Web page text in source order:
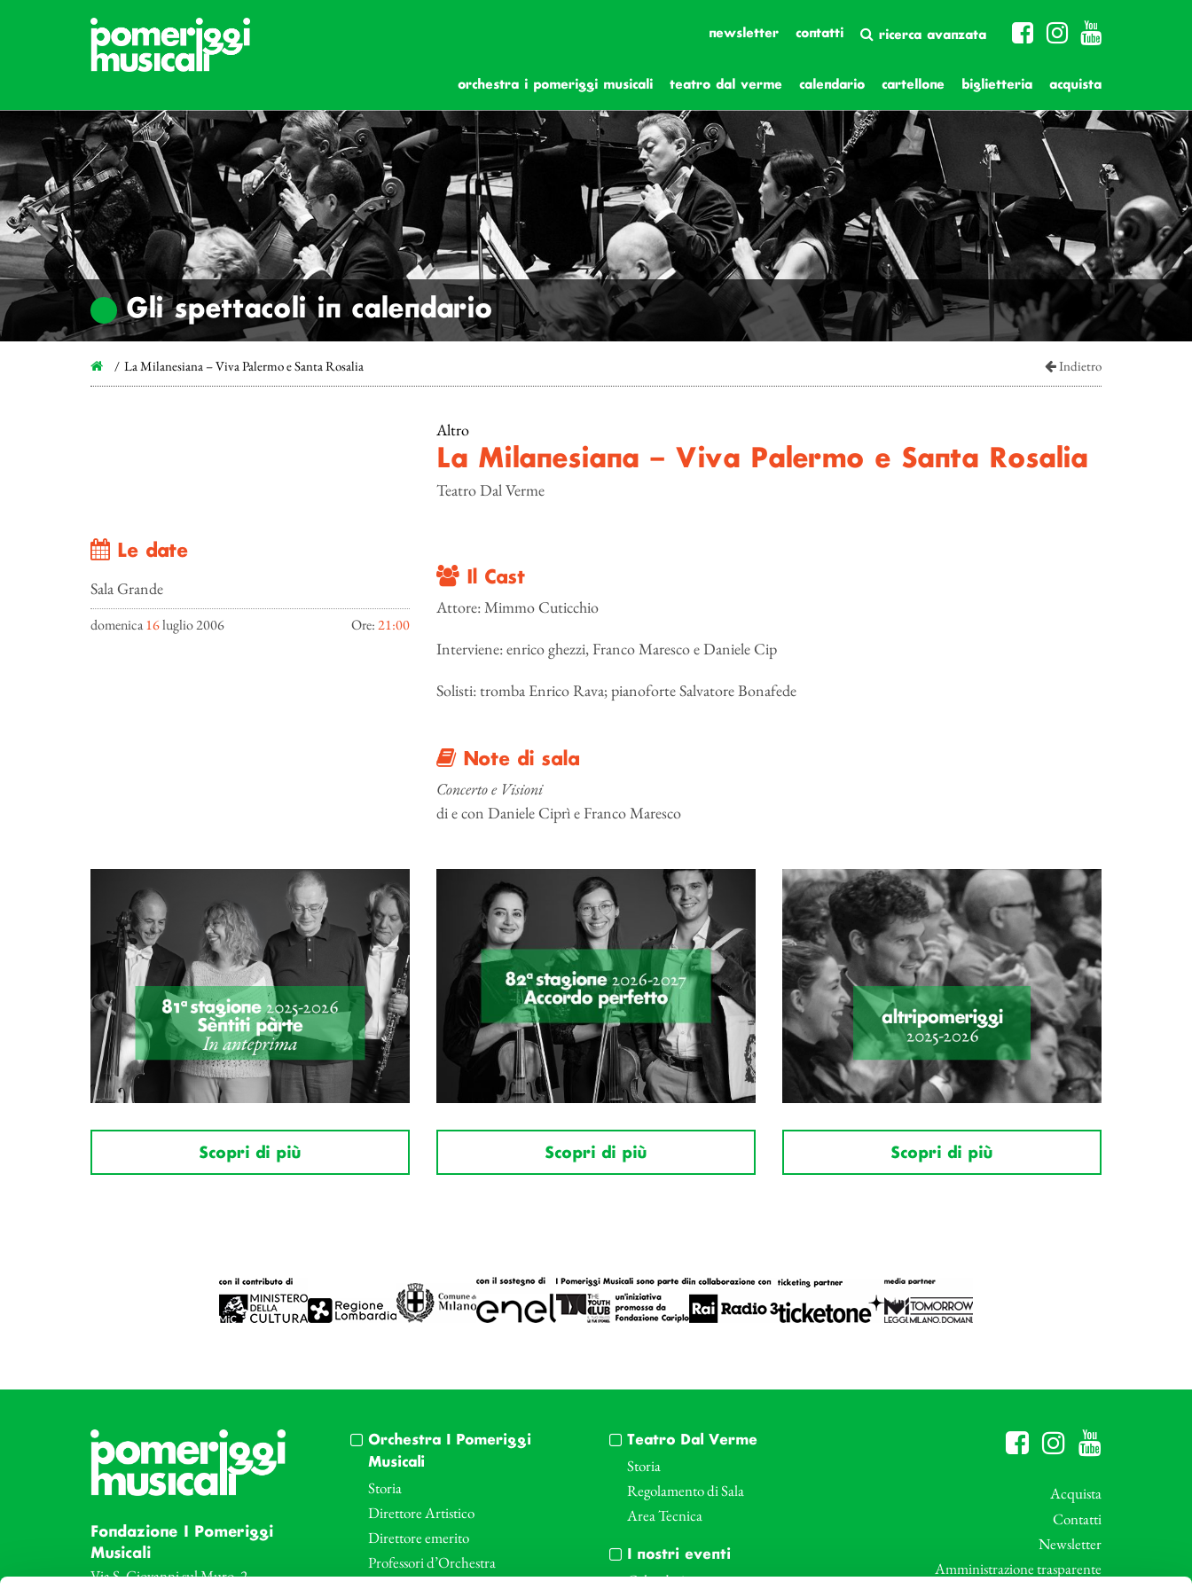
newsletter contatti ricerca avanzata
orchestra i pomeriggi musicali teatro dal verme calendario cartellone biglietteria acquista
Gli spettacoli in calendario
La Milanesiana – Viva Palermo e Santa Rosalia Indietro
Le date
Sala Grande
domenica16luglio 2006 Ore:21:00
Altro
La Milanesiana – Viva Palermo e Santa Rosalia
Teatro Dal Verme
Il Cast
Attore: Mimmo Cuticchio
Interviene: enrico ghezzi, Franco Maresco e Daniele Cip
Solisti: tromba Enrico Rava; pianoforte Salvatore Bonafede
Note di sala
Concerto e Visioni
di e con Daniele Ciprì e Franco Maresco
Scopri di più Scopri di più Scopri di più
Fondazione I Pomeriggi
Musicali
Via S. Giovanni sul Muro, 2
Orchestra I Pomeriggi
Musicali
Storia
Direttore Artistico
Direttore emerito
Professori d’Orchestra
Teatro Dal Verme
Storia
Regolamento di Sala
Area Tecnica
I nostri eventi
Calendario
Acquista
Contatti
Newsletter
Amministrazione trasparente